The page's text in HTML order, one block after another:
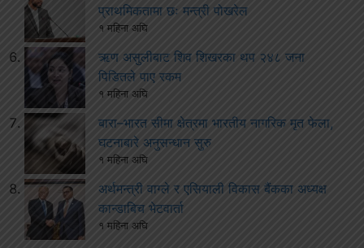
प्राथमिकतामा छः मन्त्री पोखरेल
१ महिना अघि
ऋण असुलीबाट शिव शिखरका थप २४८ जना
पिडितले पाए रकम
१ महिना अघि
बारा–भारत सीमा क्षेत्रमा भारतीय नागरिक मृत फेला,
घटनाबारे अनुसन्धान सुरु
१ महिना अघि
अर्थमन्त्री वाग्ले र एसियाली विकास बैंकका अध्यक्ष
कान्डाबिच भेटवार्ता
१ महिना अघि